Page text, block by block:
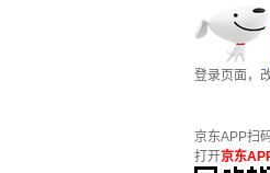
登录页面，
京东APP扫
打开京东